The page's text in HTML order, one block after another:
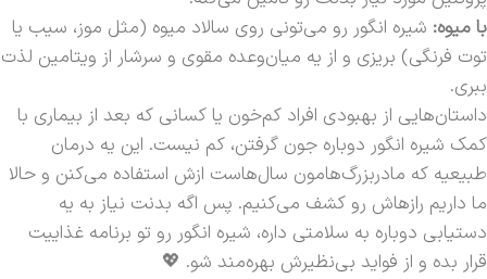
با میوه: شیره انگور رو می‌تونی روی سالاد میوه (مثل موز، سیب یا
توت فرنگی) بریزی و از یه میان‌وعده مقوی و سرشار از ویتامین لذت
ببری.
داستان‌هایی از بهبودی افراد کم‌خون یا کسانی که بعد از بیماری با
کمک شیره انگور دوباره جون گرفتن، کم نیست. این یه درمان
طبیعیه که مادربزرگ‌هامون سال‌هاست ازش استفاده می‌کنن و حالا
ما داریم رازهاش رو کشف می‌کنیم. پس اگه بدنت نیاز به یه
دستیابی دوباره به سلامتی داره، شیره انگور رو تو برنامه غذاییت
قرار بده و از فواید بی‌نظیرش بهره‌مند شو. 💖